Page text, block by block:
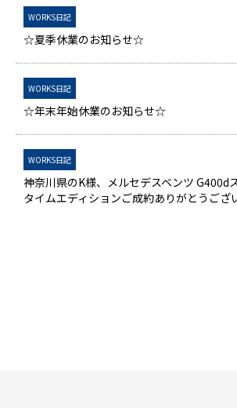
WORKS日記
☆夏季休業のお知らせ☆
WORKS日記
☆年末年始休業のお知らせ☆
WORKS日記
神奈川県のK様、メルセデスベンツ G400d
タイムエディションご成約ありがとうござ